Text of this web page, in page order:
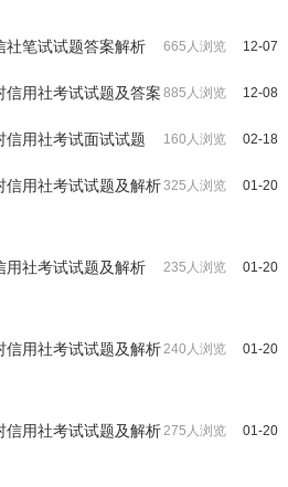
12-07
665人浏览
社笔试试题答案解析
12-08
885人浏览
信用社考试试题及答案
02-18
160人浏览
信用社考试面试试题
01-20
325人浏览
信用社考试试题及解析
01-20
235人浏览
用社考试试题及解析
01-20
240人浏览
信用社考试试题及解析
01-20
275人浏览
信用社考试试题及解析